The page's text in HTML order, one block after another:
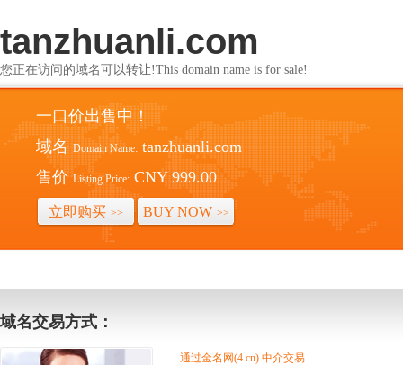
tanzhuanli.com
您正在访问的域名可以转让!This domain name is for sale!
一口价出售中！
域名 Domain Name: tanzhuanli.com
售价 Listing Price: CNY 999.00
立即购买 >> BUY NOW >>
域名交易方式：
通过金名网(4.cn) 中介交易